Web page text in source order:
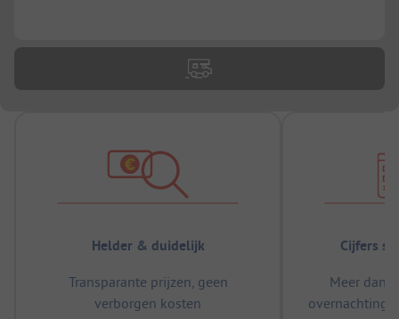
Helder & duidelijk
Transparante prijzen, geen
verborgen kosten
Cijfers
Meer dan